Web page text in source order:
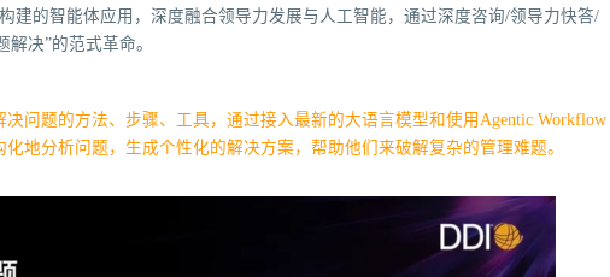
的智能体应用，深度融合领导力发展与人工智能，通过深度咨询/领导力快答/
决”的范式革命。
问题的方法、步骤、工具，通过接入最新的大语言模型和使用Agentic Workflow
地分析问题，生成个性化的解决方案，帮助他们来破解复杂的管理难题。